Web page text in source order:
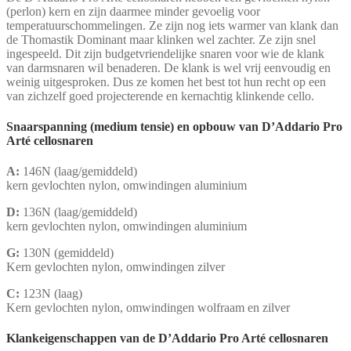
(perlon) kern en zijn daarmee minder gevoelig voor
temperatuurschommelingen. Ze zijn nog iets warmer van klank dan
de Thomastik Dominant maar klinken wel zachter. Ze zijn snel
ingespeeld. Dit zijn budgetvriendelijke snaren voor wie de klank
van darmsnaren wil benaderen. De klank is wel vrij eenvoudig en
weinig uitgesproken. Dus ze komen het best tot hun recht op een
van zichzelf goed projecterende en kernachtig klinkende cello.
Snaarspanning (medium tensie) en opbouw van D’Addario Pro
Arté cellosnaren
A: 146N (laag/gemiddeld)
kern gevlochten nylon, omwindingen aluminium
D: 136N (laag/gemiddeld)
kern gevlochten nylon, omwindingen aluminium
G: 130N (gemiddeld)
Kern gevlochten nylon, omwindingen zilver
C: 123N (laag)
Kern gevlochten nylon, omwindingen wolfraam en zilver
Klankeigenschappen van de D’Addario Pro Arté cellosnaren